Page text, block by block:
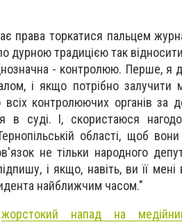
права торкатися пальцем
дурною традицією так
- контролюю. Перше, я
і якщо потрібно
контролюючих органів за
в суді. І, скористаюся
області, щоб
не тільки народного
і якщо, навіть, ви її мені
найближчим часом."
жорстокий напад на